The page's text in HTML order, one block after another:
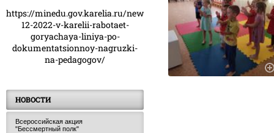
https://minedu.gov.karelia.ru/news/23-
12-2022-v-karelii-rabotaet-
goryachaya-liniya-po-
dokumentatsionnoy-nagruzki-
na-pedagogov/
НОВОСТИ
Всероссийская акция
"Бессмертный полк"